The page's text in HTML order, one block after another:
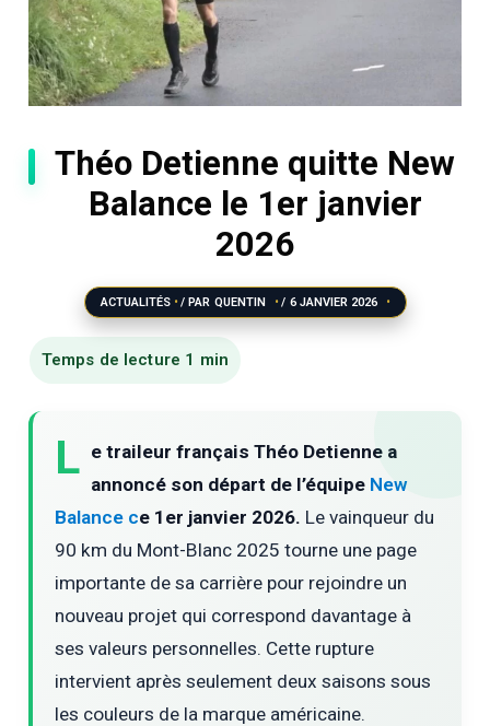
Théo Detienne quitte New
Balance le 1er janvier
2026
ACTUALITÉS / PAR QUENTIN / 6 JANVIER 2026
L e traileur français Théo Detienne a
annoncé son départ de l’équipe New
Balance ce 1er janvier 2026. Le vainqueur du
90 km du Mont-Blanc 2025 tourne une page
importante de sa carrière pour rejoindre un
nouveau projet qui correspond davantage à
ses valeurs personnelles. Cette rupture
intervient après seulement deux saisons sous
les couleurs de la marque américaine.